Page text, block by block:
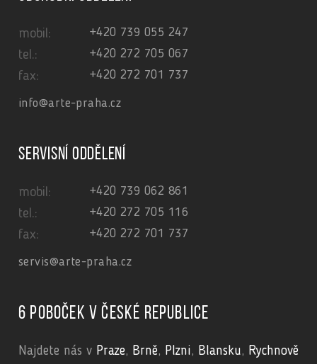
mobil: +420 739 055 247
tel.: +420 272 705 067
fax: +420 272 701 737
info@arte-praha.cz
Servisní oddělení
mobil: +420 739 062 861
tel.: +420 272 705 116
fax: +420 272 701 737
servis@arte-praha.cz
6 poboček v České republice
Najdete nás v Praze, Brně, Plzni, Blansku, Rychnově